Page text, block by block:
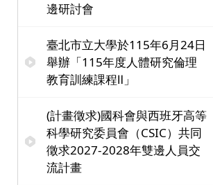
邊研討會
臺北市立大學於115年6月24日
舉辦「115年度人體研究倫理
教育訓練課程Ⅱ」
(計畫徵求)國科會與西班牙高等
科學研究委員會（CSIC）共同
徵求2027-2028年雙邊人員交
流計畫